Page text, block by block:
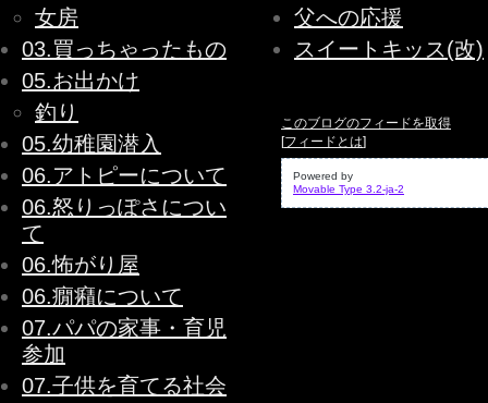
女房
03.買っちゃったもの
05.お出かけ
釣り
05.幼稚園潜入
06.アトピーについて
06.怒りっぽさについ
て
06.怖がり屋
06.癇癪について
07.パパの家事・育児
参加
07.子供を育てる社会
父への応援
スイートキッス(改)
このブログのフィードを取得
[フィードとは]
Powered by
Movable Type 3.2-ja-2